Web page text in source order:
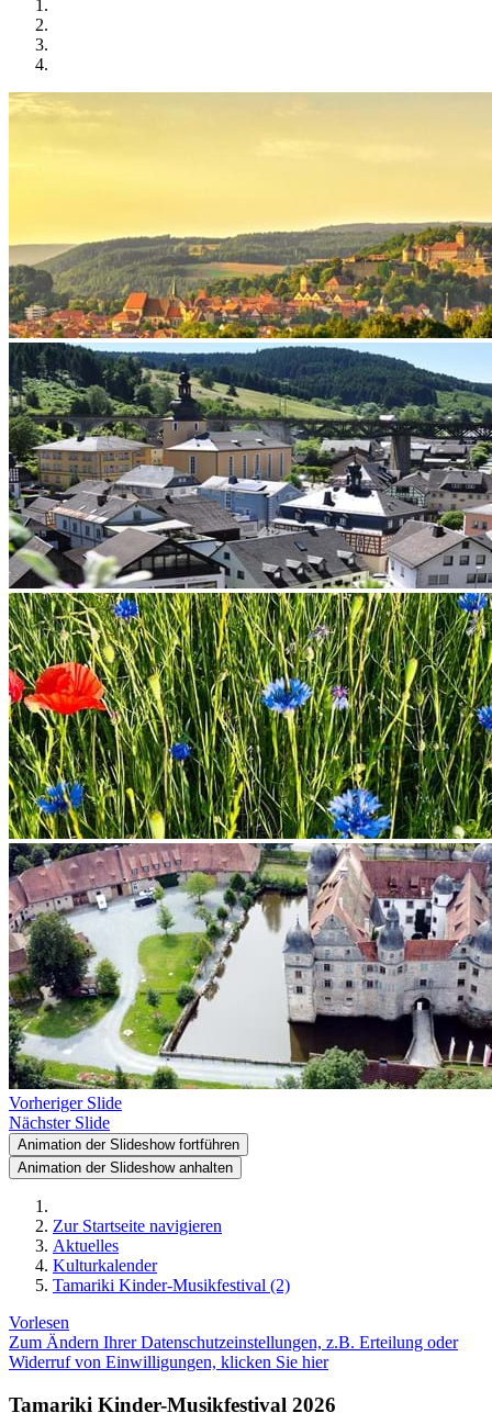
Vorheriger Slide
Nächster Slide
Animation der Slideshow fortführen
Animation der Slideshow anhalten
Zur Startseite navigieren
Aktuelles
Kulturkalender
Tamariki Kinder-Musikfestival (2)
Vorlesen
Zum Ändern Ihrer Datenschutzeinstellungen, z.B. Erteilung oder
Widerruf von Einwilligungen, klicken Sie hier
Tamariki Kinder-Musikfestival 2026